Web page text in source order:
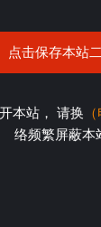
点击保存本站
本站， 请换
络频繁屏蔽本